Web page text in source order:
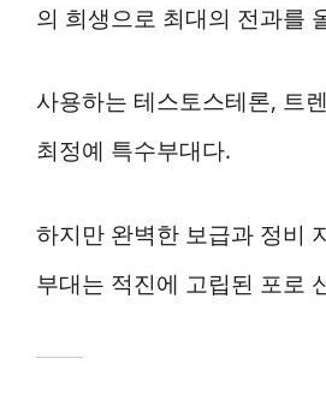
의 희생으로 최대의 전과를
사용하는 테스토스테론, 트
최정예 특수부대다.
하지만 완벽한 보급과 정비
부대는 적진에 고립된 포로